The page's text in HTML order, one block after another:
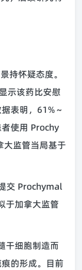
持怀疑态度。
示该药比安慰
表明，61%～
使用 Prochy
监管当局基于
交 Prochymal
于加拿大监管
干细胞制造而
的形成。目前